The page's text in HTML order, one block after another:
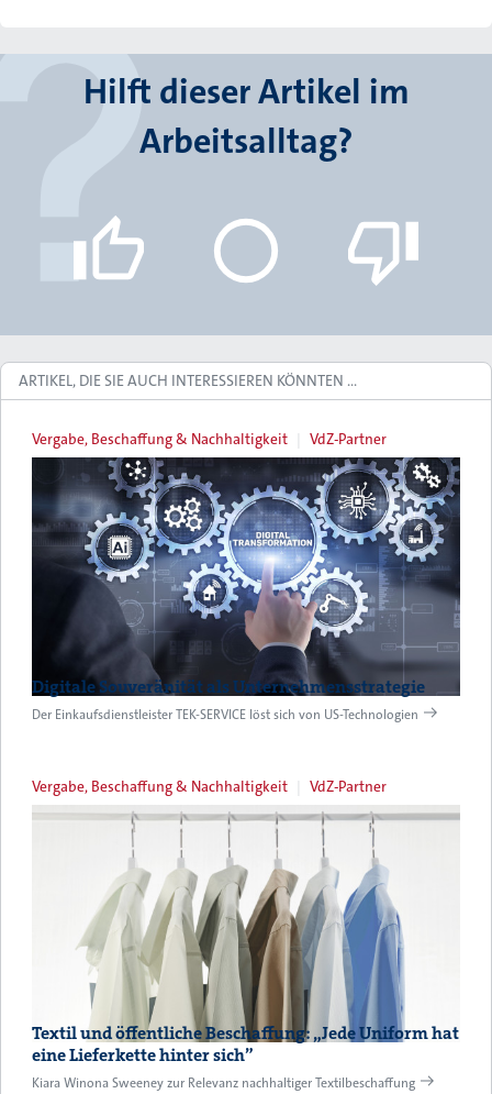
Hilft dieser Artikel im
Arbeitsalltag?
ARTIKEL, DIE SIE AUCH INTERESSIEREN KÖNNTEN …
Vergabe, Beschaffung & Nachhaltigkeit VdZ-Partner
Digitale Souveränität als Unternehmensstrategie
Der Einkaufsdienstleister TEK-SERVICE löst sich von US-Technologien
Vergabe, Beschaffung & Nachhaltigkeit VdZ-Partner
Textil und öffentliche Beschaffung: „Jede Uniform hat
eine Lieferkette hinter sich”
Kiara Winona Sweeney zur Relevanz nachhaltiger Textilbeschaffung